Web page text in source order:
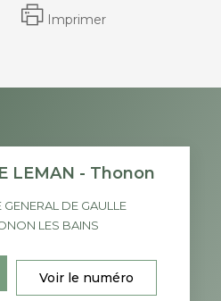
Imprimer
LEMAN - Thonon
DE GAULLE
LES BAINS
Voir le numéro